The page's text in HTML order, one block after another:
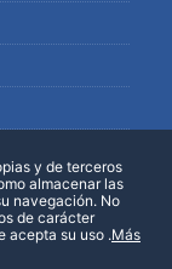
y de terceros
almacenar las
navegación. No
de carácter
acepta su uso .Más